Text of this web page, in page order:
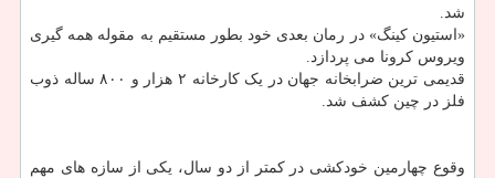
شد.
«استیون کینگ» در رمان بعدی خود بطور مستقیم به مقوله همه گیری
ویروس کرونا می پردازد.
قدیمی ترین ضرابخانه جهان در یک کارخانه ۲ هزار و ۸۰۰ ساله ذوب
فلز در چین کشف شد.
وقوع چهارمین خودکشی در کمتر از دو سال، یکی از سازه های مهم